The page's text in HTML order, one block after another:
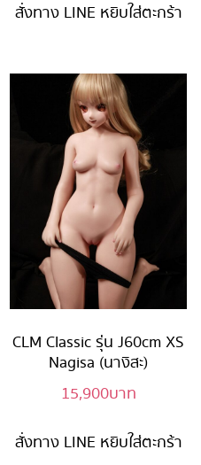
สั่งทาง LINE หยิบใส่ตะกร้า
CLM Classic รุ่น J60cm XS
Nagisa (นางิสะ)
15,900บาท
สั่งทาง LINE หยิบใส่ตะกร้า